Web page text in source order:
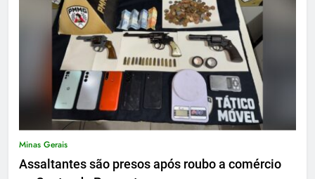
Minas Gerais
Assaltantes são presos após roubo a comércio